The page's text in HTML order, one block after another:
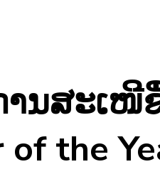
ນສະເໜີ
the